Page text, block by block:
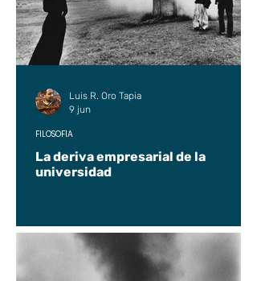
La deriva empresarial de la
universidad
FILOSOFÍA
Luis R. Oro Tapia
9 jun